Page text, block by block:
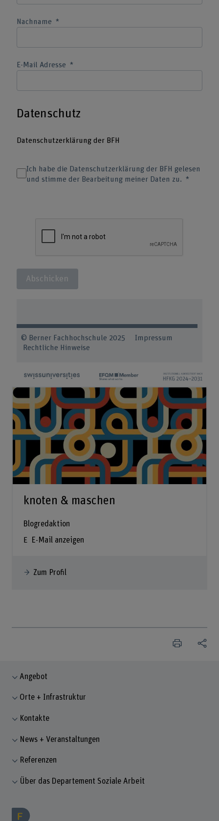
Nachname
E-Mail Adresse
Datenschutz
Datenschutzerklärung der BFH
Ich habe die Datenschutzerklärung der BFH gelesen
und stimme der Bearbeitung meiner Daten zu.
Abschicken
© Berner Fachhochschule 2025 Impressum
Rechtliche Hinweise
knoten & maschen
Blogredaktion
E-Mail anzeigen
Zum Profil
Angebot
Orte + Infrastruktur
Kontakte
News + Veranstaltungen
Referenzen
Über das Departement Soziale Arbeit